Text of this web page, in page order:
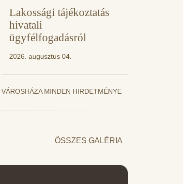
Lakossági tájékoztatás
hivatali
ügyfélfogadásról
2026. augusztus 04.
VÁROSHÁZA MINDEN HIRDETMÉNYE
ÖSSZES GALÉRIA